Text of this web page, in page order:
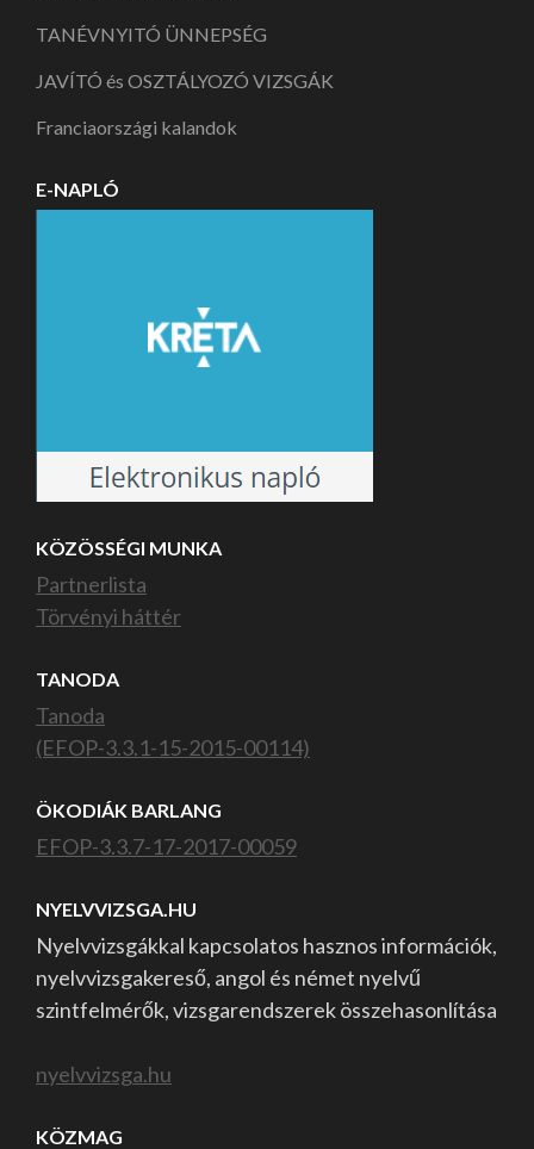
TANÉVNYITÓ ÜNNEPSÉG
JAVÍTÓ és OSZTÁLYOZÓ VIZSGÁK
Franciaországi kalandok
E-NAPLÓ
KÖZÖSSÉGI MUNKA
Partnerlista
Törvényi háttér
TANODA
Tanoda
(EFOP-3.3.1-15-2015-00114)
ÖKODIÁK BARLANG
EFOP-3.3.7-17-2017-00059
NYELVVIZSGA.HU
Nyelvvizsgákkal kapcsolatos hasznos információk,
nyelvvizsgakereső, angol és német nyelvű
szintfelmérők, vizsgarendszerek összehasonlítása
nyelvvizsga.hu
KÖZMAG